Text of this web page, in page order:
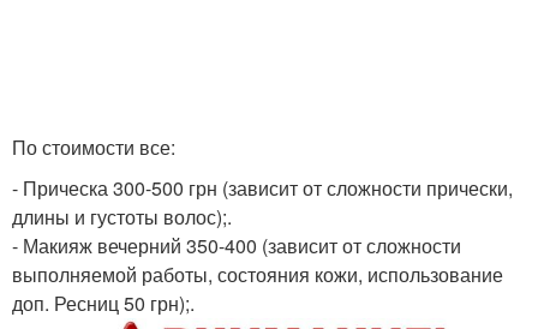
По стоимости все:
- Прическа 300-500 грн (зависит от сложности прически,
длины и густоты волос);.
- Макияж вечерний 350-400 (зависит от сложности
выполняемой работы, состояния кожи, использование
доп. Ресниц 50 грн);.